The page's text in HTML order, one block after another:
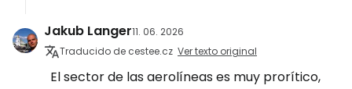
Jakub Langer11. 06. 2026
Traducido de cestee.cz Ver texto original
El sector de las aerolíneas es muy prorítico,